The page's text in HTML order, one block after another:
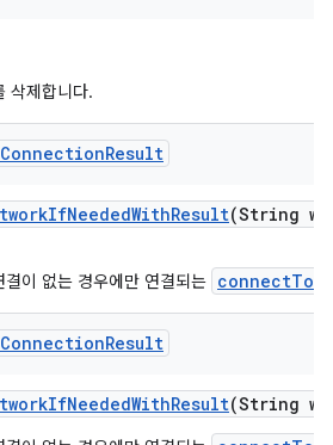
삭제합니다.
ConnectionResult
IfNeededWithResult(String
이 없는 경우에만 연결되는
ConnectionResult
IfNeededWithResult(String